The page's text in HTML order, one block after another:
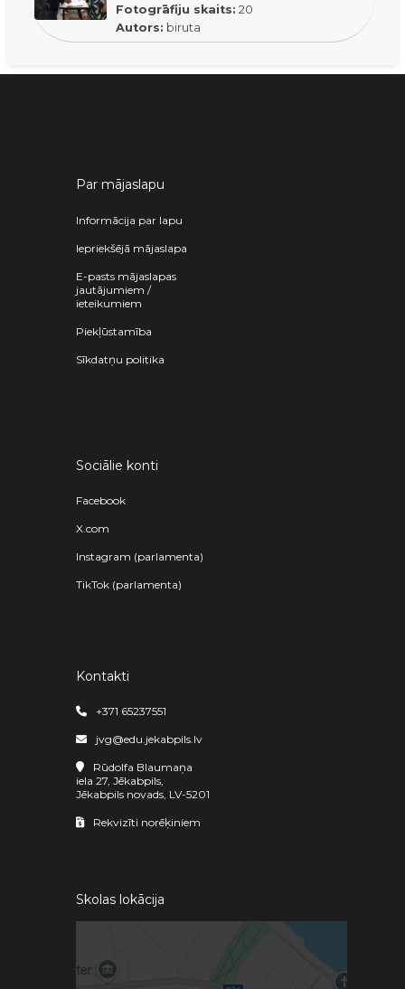
Fotogrāfiju skaits: 20
Autors: biruta
Par mājaslapu
Informācija par lapu
Iepriekšējā mājaslapa
E-pasts mājaslapas
jautājumiem /
ieteikumiem
Piekļūstamība
Sīkdatņu politika
Sociālie konti
Facebook
X.com
Instagram (parlamenta)
TikTok (parlamenta)
Kontakti
+371 65237551
jvg@edu.jekabpils.lv
Rūdolfa Blaumaņa
iela 27, Jēkabpils,
Jēkabpils novads, LV-5201
Rekvizīti norēķiniem
Skolas lokācija